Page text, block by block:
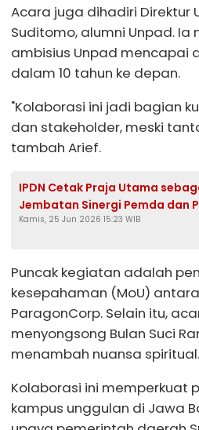
Acara juga dihadiri Direktur
Suditomo, alumni Unpad.
ambisius Unpad mencapai
dalam 10 tahun ke depan.
"Kolaborasi ini jadi bagian
dan stakeholder, meski
tambah Arief.
IPDN Cetak Praja Utama
Jembatan Sinergi Pemda dan
Hukum Menuju Indonesia Emas
Kamis, 25 Jun 2026 15:23 WIB
Puncak kegiatan adalah
kesepahaman (MoU)
ParagonCorp. Selain itu,
menyongsong Bulan Suci
menambah nuansa spiritual.
Kolaborasi ini memperkuat
kampus unggulan di Jawa